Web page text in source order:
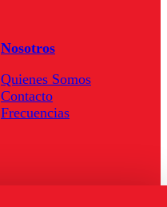
Nosotros
Quienes Somos
Contacto
Frecuencias